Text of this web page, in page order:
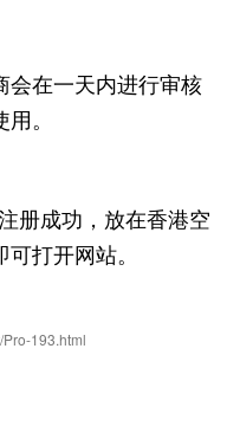
会在一天内进行审核
。
册成功，放在香港空
打开网站。
193.html